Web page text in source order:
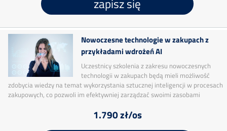
zapisz się
Nowoczesne technologie w zakupach z
przykładami wdrożeń AI
Uczestnicy szkolenia z zakresu nowoczesnych
technologii w zakupach będą mieli możliwość
zdobycia wiedzy na temat wykorzystania sztucznej inteligencji w procesach
zakupowych, co pozwoli im efektywniej zarządzać swoimi zasobami
1.790 zł/os